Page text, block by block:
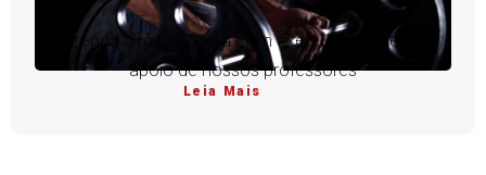
Aprenda a rosca direta com execução perfeita e
apoio de nossos professores
Leia Mais